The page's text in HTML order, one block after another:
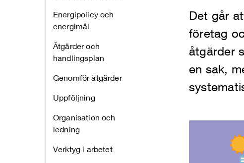
Energipolicy och
energimål
Åtgärder och
handlingsplan
Genomför åtgärder
Uppföljning
Organisation och
ledning
Verktyg i arbetet
Det går
företag
åtgärder
en sak,